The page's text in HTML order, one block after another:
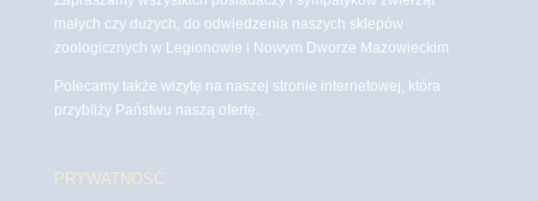
małych czy dużych, do odwiedzenia naszych sklepów
zoologicznych w Legionowie i Nowym Dworze Mazowieckim
Polecamy także wizytę na naszej stronie internetowej, która
przybliży Państwu naszą ofertę.
PRYWATNOŚĆ